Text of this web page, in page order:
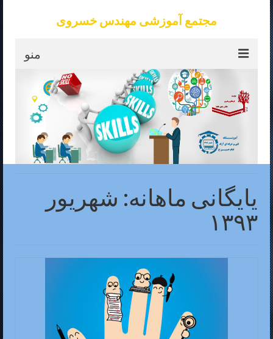
مجتمع آموزشی مهندس خسروی
منو
موسسه طاها
آموزشگاه امام حسین ع
تماس با ما
آزمون
کارآفرینی
یایگانی ماهانه: شهریور
۱۳۹۳